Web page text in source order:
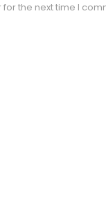
the next time I